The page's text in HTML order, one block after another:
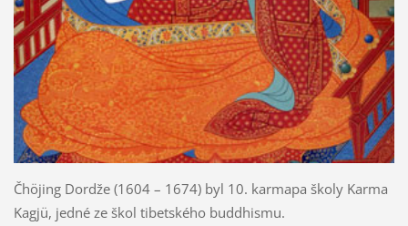
Čhöjing Dordže (1604 – 1674) byl 10. karmapa školy Karma
Kagjü, jedné ze škol tibetského buddhismu.